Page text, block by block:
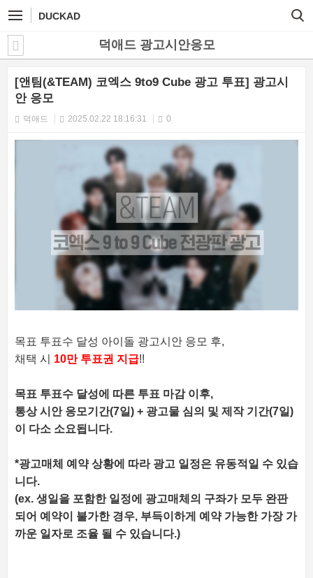
DUCKAD
덕애드 광고시안응모
[앤팀(&TEAM) 코엑스 9to9 Cube 광고 투표] 광고시
안 응모
덕애드 2025.02.22 18:16:31 0
목표 투표수 달성 아이돌 광고시안 응모 후,
채택 시 10만 투표권 지급!!
목표 투표수 달성에 따른 투표 마감 이후,
통상 시안 응모기간(7일) + 광고물 심의 및 제작 기간(7일)
이 다소 소요됩니다.
*광고매체 예약 상황에 따라 광고 일정은 유동적일 수 있습
니다.
(ex. 생일을 포함한 일정에 광고매체의 구좌가 모두 완판
되어 예약이 불가한 경우, 부득이하게 예약 가능한 가장 가
까운 일자로 조율 될 수 있습니다.)